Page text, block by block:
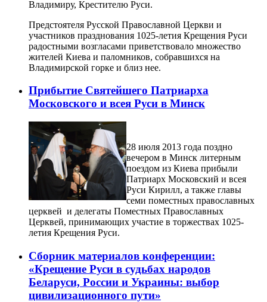
Владимиру, Крестителю Руси.
Предстоятеля Русской Православной Церкви и
участников празднования 1025-летия Крещения Руси
радостными возгласами приветствовало множество
жителей Киева и паломников, собравшихся на
Владимирской горке и близ нее.
Прибытие Святейшего Патриарха
Московского и всея Руси в Минск
28 июля 2013 года поздно
вечером в Минск литерным
поездом из Киева прибыли
Патриарх Московский и всея
Руси Кирилл, а также главы
семи поместных православных
церквей и делегаты Поместных Православных
Церквей, принимающих участие в торжествах 1025-
летия Крещения Руси.
Сборник материалов конференции:
«Крещение Руси в судьбах народов
Беларуси, России и Украины: выбор
цивилизационного пути»